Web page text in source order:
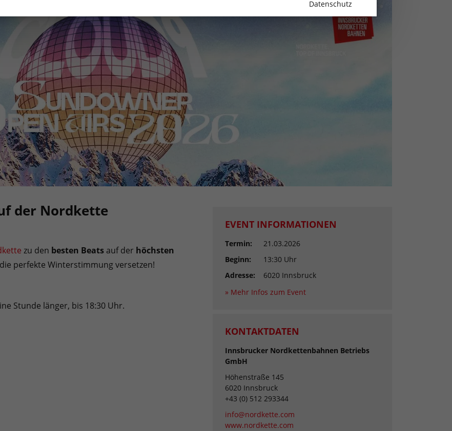
der Nordkette
zu den besten Beats auf der höchsten
perfekte Winterstimmung versetzen!
Stunde länger, bis 18:30 Uhr.
EVENT INFORMATIONEN
Termin:
21.03.2026
Beginn:
13:30 Uhr
Adresse:
6020 Innsbruck
» Mehr Infos zum Event
KONTAKTDATEN
Innsbrucker Nordkettenbahnen Betriebs
GmbH
Höhenstraße 145
6020 Innsbruck
+43 (0) 512 293344
info@nordkette.com
www.nordkette.com
Datenschutz